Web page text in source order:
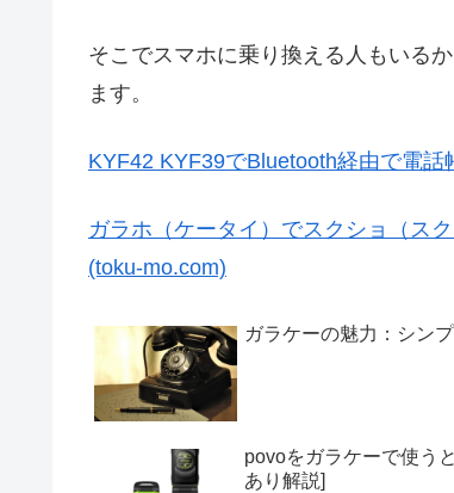
そこでスマホに乗り換える人もいる
ます。
KYF42 KYF39でBluetooth経由で電
ガラホ（ケータイ）でスクショ（ス
(toku-mo.com)
ガラケーの魅力：シン
povoをガラケーで使う
あり解説]